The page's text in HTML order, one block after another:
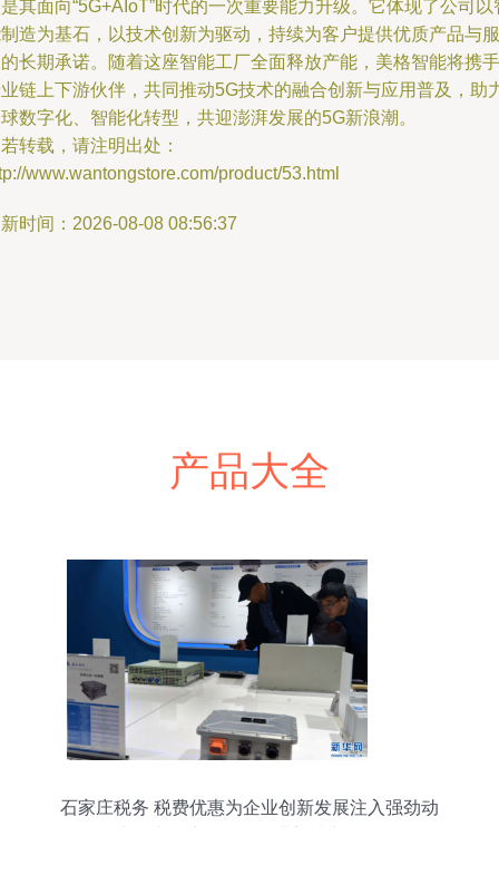
其面向“5G+AIoT”时代的一次重要能力升级。它体现了公司以
造为基石，以技术创新为驱动，持续为客户提供优质产品与服
长期承诺。随着这座智能工厂全面释放产能，美格智能将携手
链上下游伙伴，共同推动5G技术的融合创新与应用普及，助
数字化、智能化转型，共迎澎湃发展的5G新浪潮。
转载，请注明出处：
www.wantongstore.com/product/53.html
时间：2026-08-08 08:56:37
产品大全
石家庄税务 税费优惠为企业创新发展注入强劲动